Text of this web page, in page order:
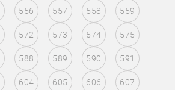
556 557 558 559
572 573 574 575
588 589 590 591
604 605 606 607